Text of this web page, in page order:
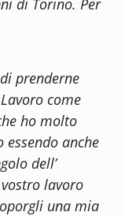
prenderne
come
ho molto
anche
dell’
lavoro
una mia